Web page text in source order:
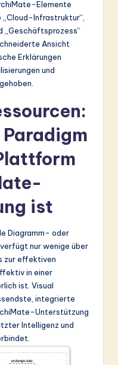
Elemente
Infrastruktur“,
„Geschäftsprozess“
Ansicht
Erklärungen
und
ist
Diagramm- oder
nur wenige über
zur effektiven
in einer
ist. Visual
integrierte
Unterstützung
Intelligenz und